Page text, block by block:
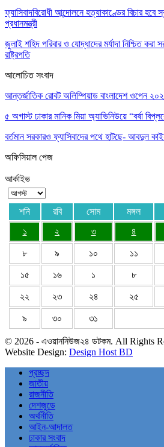
ফ্যাসিবাদবিরোধী আন্দোলনে হত্যাকাণ্ডের বিচার হবে
প্রধানমন্ত্রী
জুলাই শহিদ পরিবার ও যোদ্ধাদের মর্যাদা নিশ্চিত করা
রাষ্ট্রপতি
আলোচিত সংবাদ
আন্তর্জাতিক রোবট অলিম্পিয়াড বাংলাদেশ ওপেন
৫ অগাস্ট ঢাকার মানিক মিয়া অ্যাভিনিউয়ে “বর্ষা
বর্তমান সরকারও ফ্যাসিবাদের পথে হাটছে- আবদুল
অফিসিয়াল পেজ
আর্কাইভ
শনি রবি সোম মঙ্গল
১
২ ৩ ৪
৮ ৯ ১০ ১১
১৫ ১৬ ১ ৮
২২ ২৩ ২৪ ২৫
৯ ৩০ ৩১
© 2026 - এওয়াননিউজ২৪ ডটকম. All Rights
Website Design: Design Host BD
প্রচ্ছদ
জাতীয়
রাজনীতি
দেশজুডে
অর্থনীতি
আইন-আদালত
ঢাকার সংবাদ